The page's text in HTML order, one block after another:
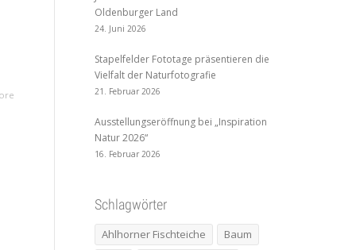
Oldenburger Land
24. Juni 2026
Stapelfelder Fototage präsentieren die
Vielfalt der Naturfotografie
21. Februar 2026
Ausstellungseröffnung bei „Inspiration
Natur 2026“
16. Februar 2026
Schlagwörter
Ahlhorner Fischteiche
Baum